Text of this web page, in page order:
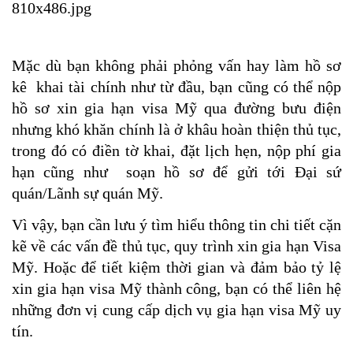
Mặc dù bạn không phải phỏng vấn hay làm hồ sơ
kê  khai tài chính như từ đầu, bạn cũng có thể nộp
hồ sơ xin gia hạn visa Mỹ qua đường bưu điện
nhưng khó khăn chính là ở khâu hoàn thiện thủ tục,
trong đó có điền tờ khai, đặt lịch hẹn, nộp phí gia
hạn cũng như  soạn hồ sơ để gửi tới Đại sứ
quán/Lãnh sự quán Mỹ.
Vì vậy, bạn cần lưu ý tìm hiểu thông tin chi tiết cặn
kẽ về các vấn đề thủ tục, quy trình xin gia hạn Visa
Mỹ. Hoặc để tiết kiệm thời gian và đảm bảo tỷ lệ
xin gia hạn visa Mỹ thành công, bạn có thể liên hệ
những đơn vị cung cấp dịch vụ gia hạn visa Mỹ uy
tín.